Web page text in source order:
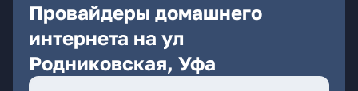
Провайдеры домашнего
интернета на ул
Родниковская, Уфа